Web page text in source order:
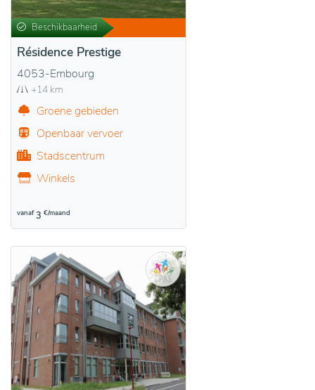
Beschikbaarheid
Résidence Prestige
4053-Embourg
+14 km
Groene gebieden
Openbaar vervoer
Stadscentrum
Winkels
vanaf 3 €/maand